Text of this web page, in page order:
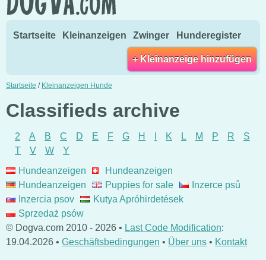
Startseite Kleinanzeigen Zwinger Hunderegister
+ Kleinanzeige hinzufügen
Startseite / Kleinanzeigen Hunde
Classifieds archive
2 A B C D E F G H K L M P R
S
T
V W
Y
Hundeanzeigen
Hundeanzeigen
Hundeanzeigen
Puppies for sale
Inzerce psů
Inzercia psov
Kutya Apróhirdetések
Sprzedaż psów
© Dogva.com 2010 - 2026 • Last Code Modification:
19.04.2026 • Geschäftsbedingungen • Über uns • Kontakt